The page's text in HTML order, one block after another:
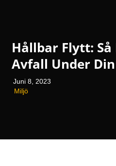
Hållbar Flytt:
Avfall Under
Juni 8, 2023
Miljö